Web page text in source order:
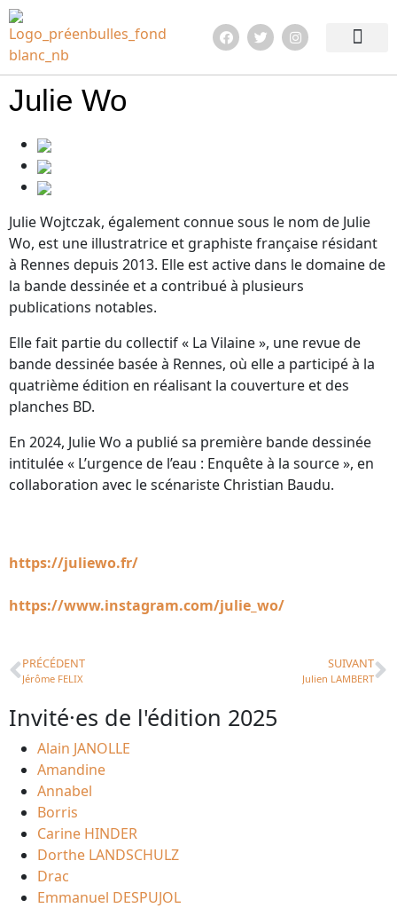
Julie Wo
Julie Wojtczak, également connue sous le nom de Julie
Wo, est une illustratrice et graphiste française résidant
à Rennes depuis 2013. Elle est active dans le domaine de
la bande dessinée et a contribué à plusieurs
publications notables.
Elle fait partie du collectif « La Vilaine », une revue de
bande dessinée basée à Rennes, où elle a participé à la
quatrième édition en réalisant la couverture et des
planches BD.
En 2024, Julie Wo a publié sa première bande dessinée
intitulée « L’urgence de l’eau : Enquête à la source », en
collaboration avec le scénariste Christian Baudu.
https://juliewo.fr/
https://www.instagram.com/julie_wo/
PRÉCÉDENT
Jérôme FELIX
SUIVANT
Julien LAMBERT
Invité·es de l'édition 2025
Alain JANOLLE
Amandine
Annabel
Borris
Carine HINDER
Dorthe LANDSCHULZ
Drac
Emmanuel DESPUJOL